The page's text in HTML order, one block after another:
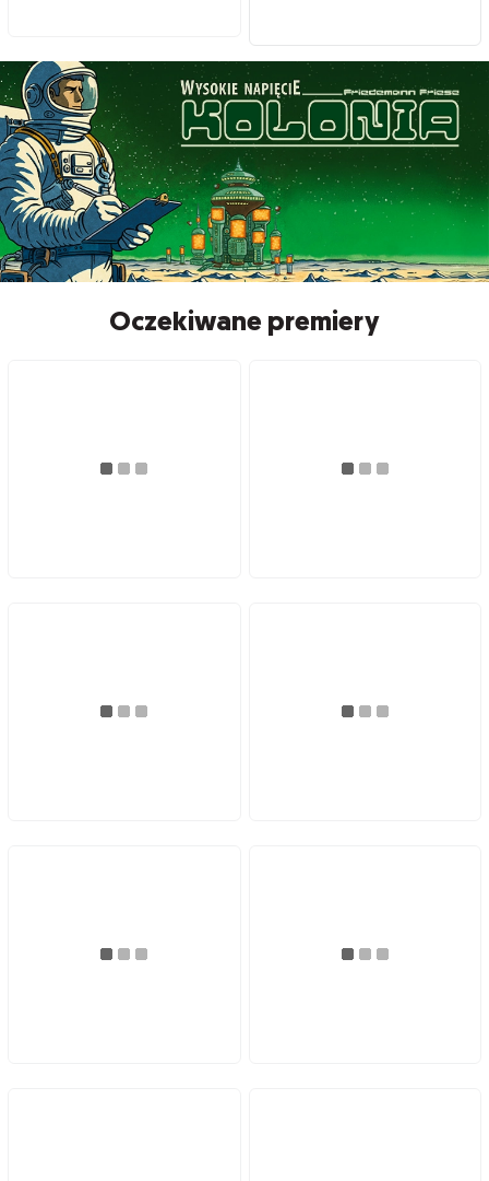
Oczekiwane premiery